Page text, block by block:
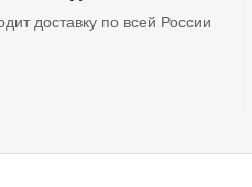
доставку по всей России